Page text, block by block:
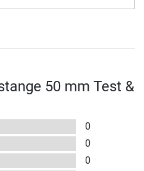
50 mm Test &
0
0
0